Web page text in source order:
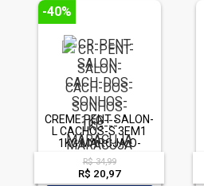
-40%
CREME PENT SALON-
L CACHOS-S 3EM1
1KG MARCJA O-
ARGAN
R$ 34,99
R$ 20,97